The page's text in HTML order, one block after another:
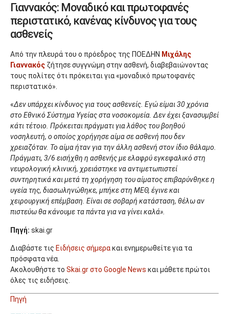
Γιαννακός: Μοναδικό και πρωτοφανές
περιστατικό, κανένας κίνδυνος για τους
ασθενείς
Από την πλευρά του ο πρόεδρος της ΠΟΕΔΗΝ Μιχάλης
Γιαννακός ζήτησε συγγνώμη στην ασθενή, διαβεβαιώνοντας
τους πολίτες ότι πρόκειται για «μοναδικό πρωτοφανές
περιστατικό».
«Δεν υπάρχει κίνδυνος για τους ασθενείς. Εγώ είμαι 30 χρόνια
στο Εθνικό Σύστημα Υγείας στα νοσοκομεία. Δεν έχει ξανασυμβεί
κάτι τέτοιο. Πρόκειται πράγματι για λάθος του βοηθού
νοσηλευτή, ο οποίος χορήγησε αίμα σε ασθενή που δεν
χρειαζόταν. Το αίμα ήταν για την άλλη ασθενή στον ίδιο θάλαμο.
Πράγματι, 3/6 εισήχθη η ασθενής με ελαφρύ εγκεφαλικό στη
νευρολογική κλινική, χρειάστηκε να αντιμετωπιστεί
συντηρητικά και μετά τη χορήγηση του αίματος επιβαρύνθηκε η
υγεία της, διασωληνώθηκε, μπήκε στη ΜΕΘ, έγινε και
χειρουργική επέμβαση. Είναι σε σοβαρή κατάσταση, θέλω αν
πιστεύω θα κάνουμε τα πάντα για να γίνει καλά».
Πηγή: skai.gr
Διαβάστε τις Ειδήσεις σήμερακαι ενημερωθείτε για τα
πρόσφατα νέα.
Ακολουθήστε το Skai.gr στο Google News και μάθετε πρώτοι
όλες τις ειδήσεις.
Πηγή